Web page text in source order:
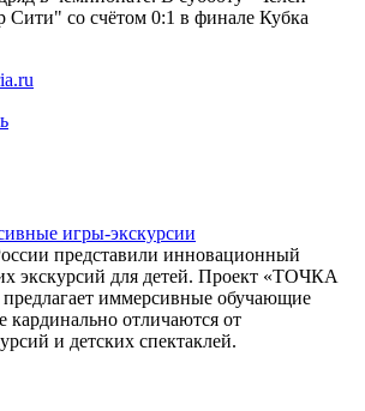
Сити" со счётом 0:1 в финале Кубка
игры-экскурсии
представили инновационный
экскурсий для детей. Проект «ТОЧКА
иммерсивные обучающие
кардинально отличаются от
и детских спектаклей.